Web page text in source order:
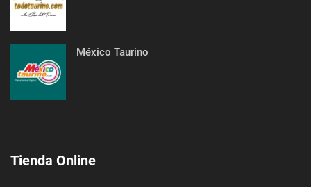
México Taurino
Tienda Online